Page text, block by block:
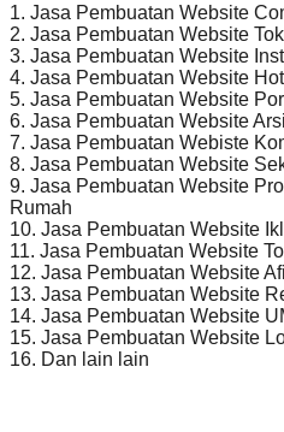
1. Jasa Pembuatan Website
2. Jasa Pembuatan Website
3. Jasa Pembuatan Website
4. Jasa Pembuatan Website
5. Jasa Pembuatan Website
6. Jasa Pembuatan Website
7. Jasa Pembuatan Webiste
8. Jasa Pembuatan Website
9. Jasa Pembuatan Website
Rumah
10. Jasa Pembuatan Website
11. Jasa Pembuatan Website
12. Jasa Pembuatan Website
13. Jasa Pembuatan Website
14. Jasa Pembuatan Website
15. Jasa Pembuatan Website
16. Dan lain lain